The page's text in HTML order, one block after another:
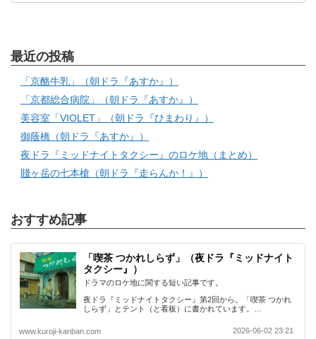
最近の投稿
「京酪牛乳」（朝ドラ『あすか』）
「京都総合病院」（朝ドラ『あすか』）
美容室「VIOLET」（朝ドラ『ひまわり』）
御蔭橋（朝ドラ『あすか』）
夜ドラ『ミッドナイトタクシー』のロケ地（まとめ）
賤ヶ岳の七本槍（朝ドラ『走らんか！』）
おすすめ記事
「喫茶 つかれしらず」（夜ドラ『ミッドナイト
タクシー』）
ドラマのロケ地に関する短い記事です。
夜ドラ『ミッドナイトタクシー』第2回から。「喫茶 つかれ
しらず」とテント（と看板）に書かれています。…
www.kuroji-kanban.com 2026-06-02 23:21